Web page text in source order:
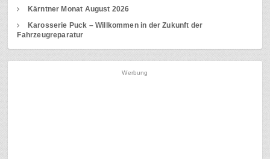
Kärntner Monat August 2026
Karosserie Puck – Willkommen in der Zukunft der
Fahrzeugreparatur
Werbung